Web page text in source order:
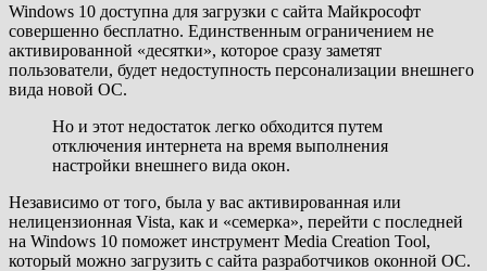
Windows 10 доступна для загрузки с сайта Майкрософт
совершенно бесплатно. Единственным ограничением не
активированной «десятки», которое сразу заметят
пользователи, будет недоступность персонализации внешнего
вида новой ОС.
Но и этот недостаток легко обходится путем
отключения интернета на время выполнения
настройки внешнего вида окон.
Независимо от того, была у вас активированная или
нелицензионная Vista, как и «семерка», перейти с последней
на Windows 10 поможет инструмент Media Creation Tool,
который можно загрузить с сайта разработчиков оконной ОС.